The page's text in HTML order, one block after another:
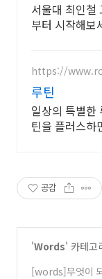
서울대 최인철
부터 시작해보
https://
루틴
일상의 특별한
틴을 플러스하
공감
'Words' 카테고
[words]무엇이